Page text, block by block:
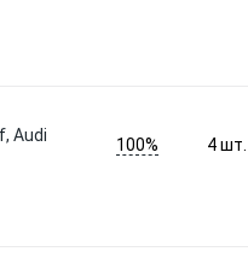
Audi
100% 4шт.